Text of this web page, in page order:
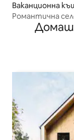
Ваканционна
Романтична
градини